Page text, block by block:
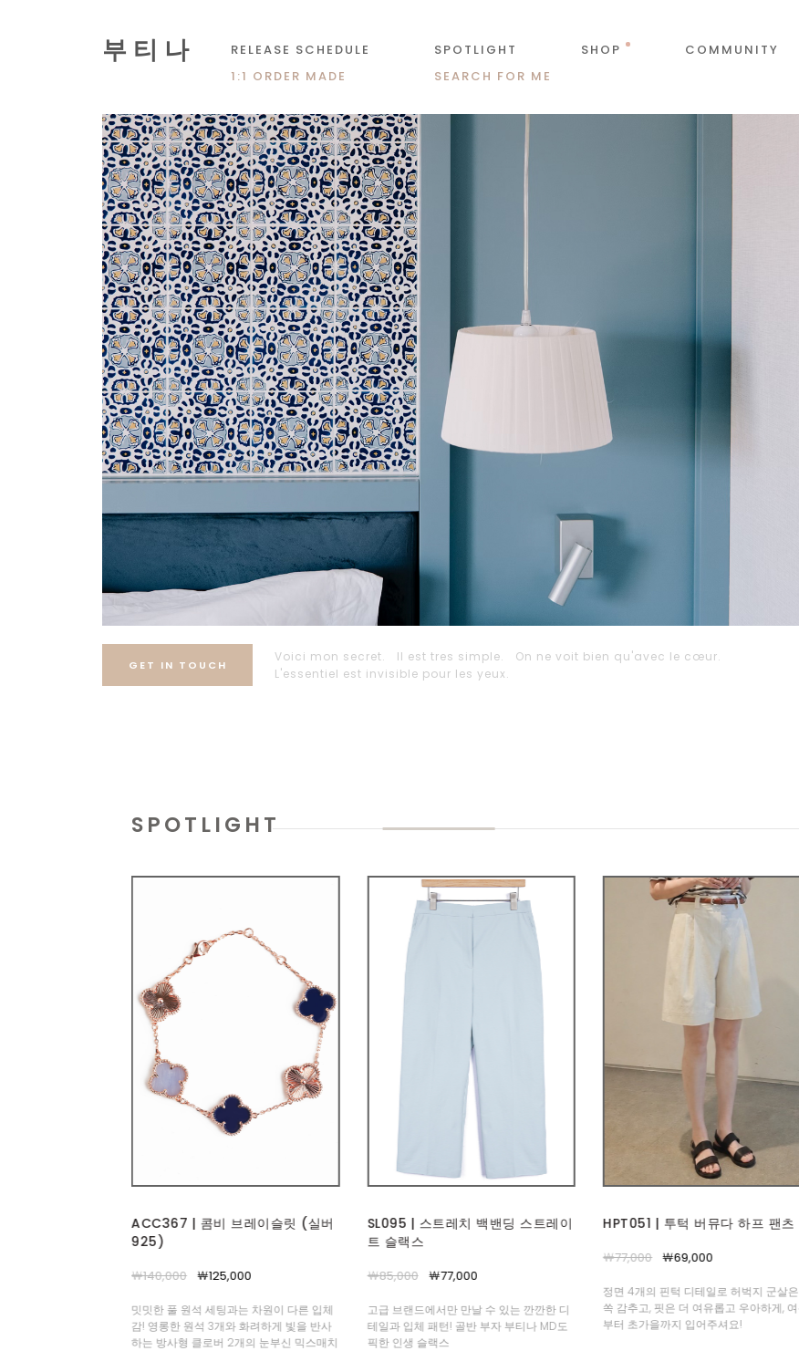
부 티 나 RELEASE SCHEDULE SPOTLIGHT SHOP
COMMUNITY
1:1 ORDER MADE
SEARCH FOR ME
GET IN TOUCH
Voici mon secret. Il est tres simple. On ne voit bien qu'avec le cœur.
L'essentiel est invisible pour les yeux.
SPOTLIGHT
SL095 | 스트레치 백밴딩 스트레이
트 슬랙스
￦85,000 ￦77,000
고급 브랜드에서만 만날 수 있는 깐깐한 디
테일과 입체 패턴! 골반 부자 부티나 MD도
픽한 인생 슬랙스
HPT051 | 투턱 버뮤다 하프 팬츠
쏙 감추고, 핏은 더 여유롭고 우아하게, 여름
부터 초가을까지 입어주셔요!
BAG302 에블린 백
￦1,100,000 ￦880,000
선주문용 상품입니다. 상세페이지 내 공지
확인 필수